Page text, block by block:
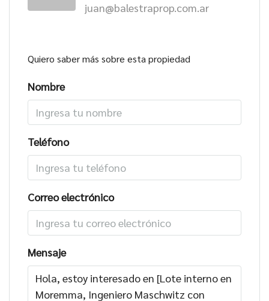
juan@balestraprop.com.ar
Quiero saber más sobre esta propiedad
Nombre
Teléfono
Correo electrónico
Mensaje